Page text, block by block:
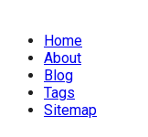
Home
About
Blog
Tags
Sitemap